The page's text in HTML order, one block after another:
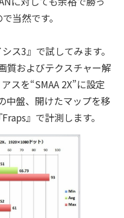
当然です。
ス3』で試してみます。
質およびテクスチャー解
スを“SMAA 2X”に設定
中盤、開けたマップを移
』で計測します。